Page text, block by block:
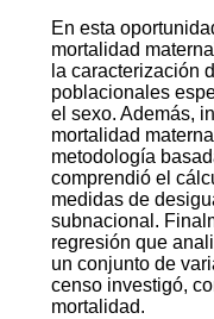
En esta
mortalidad
la caracterización
poblacionales
el sexo. Además,
mortalidad
metodología
comprendió el
medidas de
subnacional.
regresión que
un conjunto de
censo investigó,
mortalidad.